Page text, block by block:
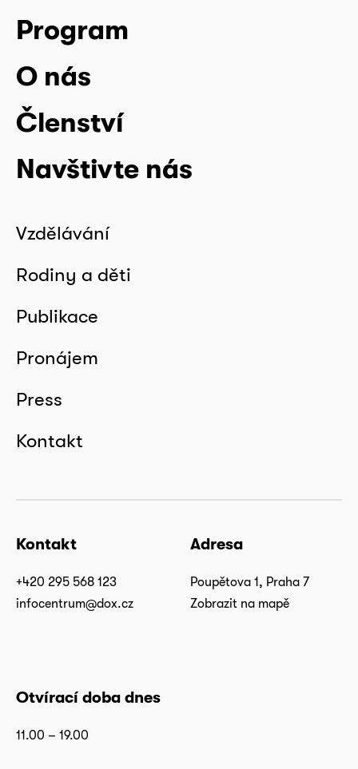
Program
O nás
Členství
Navštivte nás
Vzdělávání
Rodiny a děti
Publikace
Pronájem
Press
Kontakt
Kontakt
+420 295 568 123
infocentrum@dox.cz
Adresa
Poupětova 1, Praha 7
Zobrazit na mapě
Otvírací doba dnes
11.00 – 19.00